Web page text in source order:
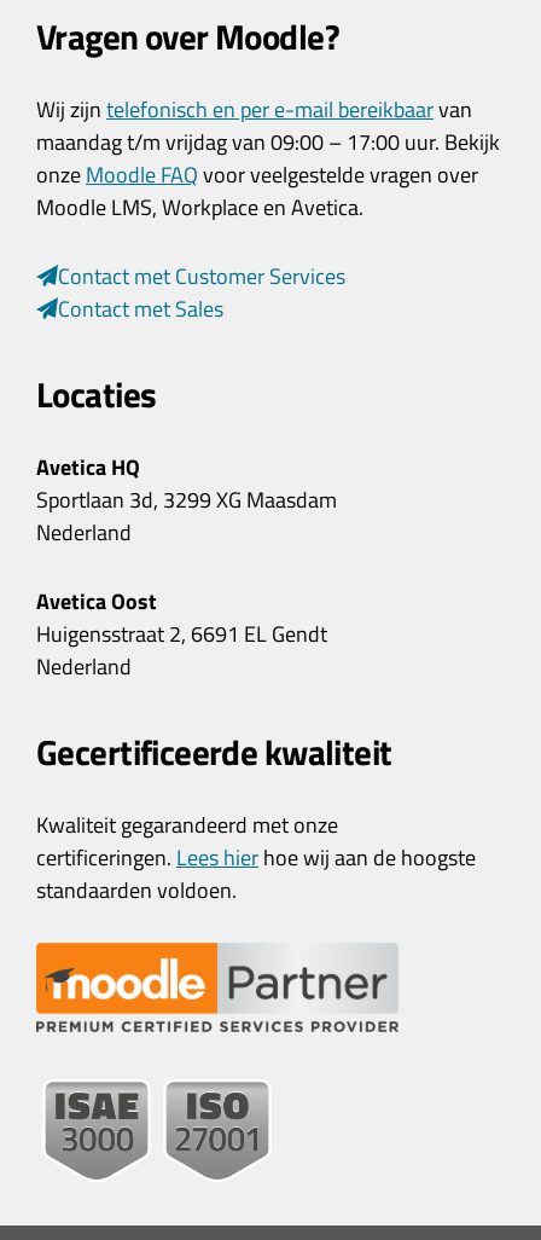
Vragen over Moodle?
Wij zijntelefonisch en per e-mail bereikbaarvan
maandag t/m vrijdag van 09:00 – 17:00 uur. Bekijk
onzeMoodle FAQvoor veelgestelde vragen over
Moodle LMS, Workplace en Avetica.
Contact met Customer Services
Contact met Sales
Locaties
Avetica HQ
Sportlaan 3d, 3299 XG Maasdam
Nederland
Avetica Oost
Huigensstraat 2, 6691 EL Gendt
Nederland
Gecertificeerde kwaliteit
Kwaliteit gegarandeerd met onze
certificeringen. Lees hierhoe wij aan de hoogste
standaarden voldoen.